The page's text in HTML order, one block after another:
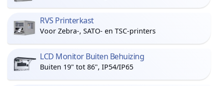
RVS Printerkast
Voor Zebra-, SATO- en TSC-printers
LCD Monitor Buiten Behuizing
Buiten 19" tot 86", IP54/IP65